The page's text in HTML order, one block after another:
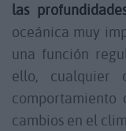
las
oceánica muy
una función
ello, cualquier
comportamiento
cambios en el